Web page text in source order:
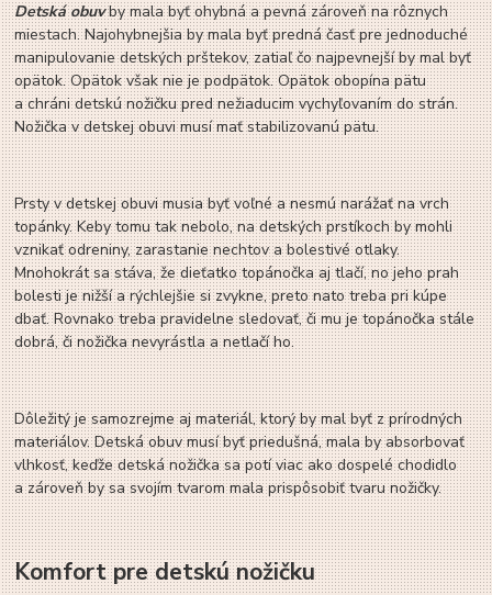
Detská obuvby mala byť ohybná a pevná zároveň na rôznych
miestach. Najohybnejšia by mala byť predná časť pre jednoduché
manipulovanie detských prštekov, zatiaľ čo najpevnejší by mal byť
opätok. Opätok však nie je podpätok. Opätok obopína pätu
a chráni detskú nožičku pred nežiaducim vychyľovaním do strán.
Nožička v detskej obuvi musí mať stabilizovanú pätu.
Prsty v detskej obuvi musia byť voľné a nesmú narážať na vrch
topánky. Keby tomu tak nebolo, na detských prstíkoch by mohli
vznikať odreniny, zarastanie nechtov a bolestivé otlaky.
Mnohokrát sa stáva, že dieťatko topánočka aj tlačí, no jeho prah
bolesti je nižší a rýchlejšie si zvykne, preto nato treba pri kúpe
dbať. Rovnako treba pravidelne sledovať, či mu je topánočka stále
dobrá, či nožička nevyrástla a netlačí ho.
Dôležitý je samozrejme aj materiál, ktorý by mal byť z prírodných
materiálov. Detská obuv musí byť priedušná, mala by absorbovať
vlhkosť, keďže detská nožička sa potí viac ako dospelé chodidlo
a zároveň by sa svojím tvarom mala prispôsobiť tvaru nožičky.
Komfort pre detskú nožičku